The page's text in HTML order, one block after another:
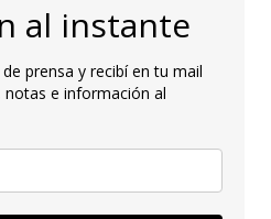
al instante
prensa y recibí en tu mail
e información al